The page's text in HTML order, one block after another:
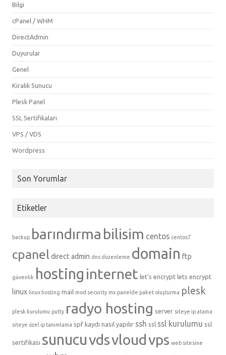
Bilgi
cPanel / WHM
DirectAdmin
Duyurular
Genel
Kiralık Sunucu
Plesk Panel
SSL Sertifikaları
VPS / VDS
Wordpress
Son Yorumlar
Etiketler
backup barındırma bilisim centos centos7
cpaneldirect admin dns düzenleme domain ftp
güvenlik hosting internet let's encrypt lets encrypt
linux linux hosting mail mod security mx panelde paket oluşturma plesk
plesk kurulumu putty radyo hosting server siteye ip atama
siteye özel ip tanımlama spf kaydı nasıl yapılır ssh ssl ssl kurulumu ssl
sertifikası sunucuvdsvloudvps web sitesine